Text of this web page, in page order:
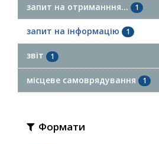
запит на отриманння... 1
запит на інформацію 1
звіт 1
місцеве самоврядування 1
Формати